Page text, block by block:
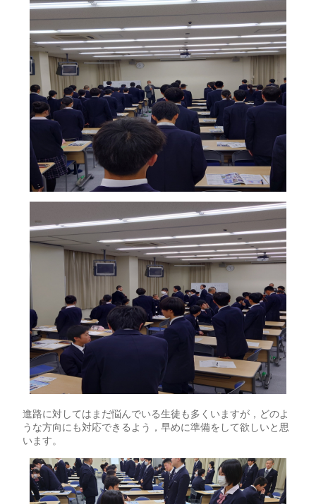
進路に対してはまだ悩んでいる生徒も多くいますが，どのよ
うな方向にも対応できるよう，早めに準備をして欲しいと思
います。